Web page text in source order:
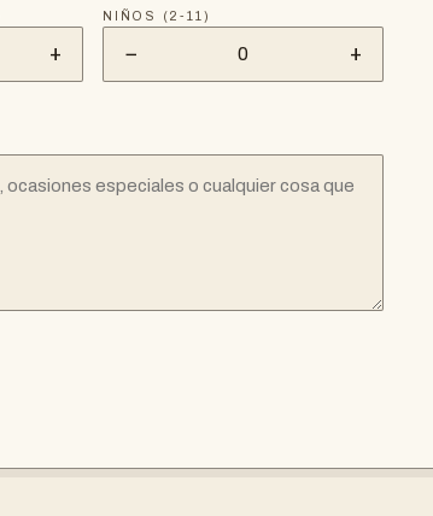
+
NIÑOS (2-11)
− 0 +